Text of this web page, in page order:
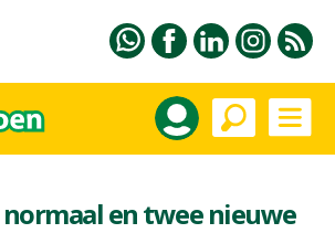
en twee nieuwe